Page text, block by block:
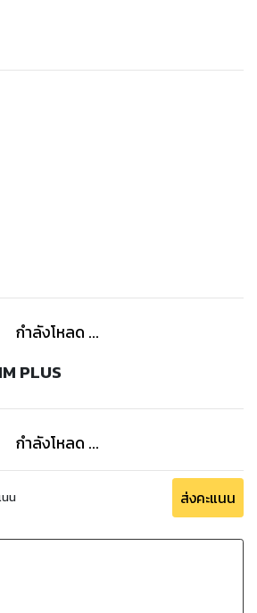
สูทให้ แล้วก็ถูกส่งตัวไปกำจัดสิ่งมีชีวิต
ที่ชนะเกมล่านี้จนมีแต้มสะสมครบจะ
กที่พวกเขาอยู่คือที่ไหน และพวกเขาตาย
กบอลสีดำนั้นคือสิ่งใดกันแน่ ร่วมหาคำ
คุณเท่านั้น
กำลังโหลด ...
PLUS
กำลังโหลด ...
นน ส่งคะแนน